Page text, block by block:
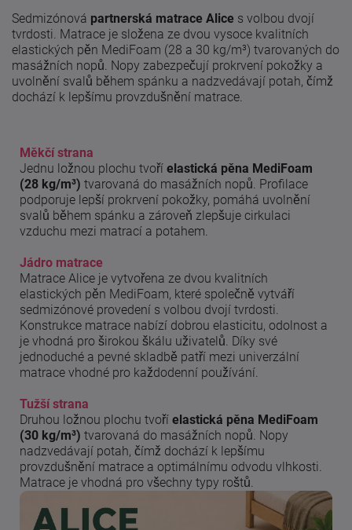
Sedmizónová partnerská matrace Alice s volbou dvojí
tvrdosti. Matrace je složena ze dvou vysoce kvalitních
elastických pěn MediFoam (28 a 30 kg/m³) tvarovaných do
masážních nopů. Nopy zabezpečují prokrvení pokožky a
uvolnění svalů během spánku a nadzvedávají potah, čímž
dochází k lepšímu provzdušnění matrace.
Měkčí strana
Jednu ložnou plochu tvoří elastická pěna MediFoam
(28 kg/m³) tvarovaná do masážních nopů. Profilace
podporuje lepší prokrvení pokožky, pomáhá uvolnění
svalů během spánku a zároveň zlepšuje cirkulaci
vzduchu mezi matrací a potahem.
Jádro matrace
Matrace Alice je vytvořena ze dvou kvalitních
elastických pěn MediFoam, které společně vytváří
sedmizónové provedení s volbou dvojí tvrdosti.
Konstrukce matrace nabízí dobrou elasticitu, odolnost a
je vhodná pro širokou škálu uživatelů. Díky své
jednoduché a pevné skladbě patří mezi univerzální
matrace vhodné pro každodenní používání.
Tužší strana
Druhou ložnou plochu tvoří elastická pěna MediFoam
(30 kg/m³) tvarovaná do masážních nopů. Nopy
nadzvedávají potah, čímž dochází k lepšímu
provzdušnění matrace a optimálnímu odvodu vlhkosti.
Matrace je vhodná pro všechny typy roštů.